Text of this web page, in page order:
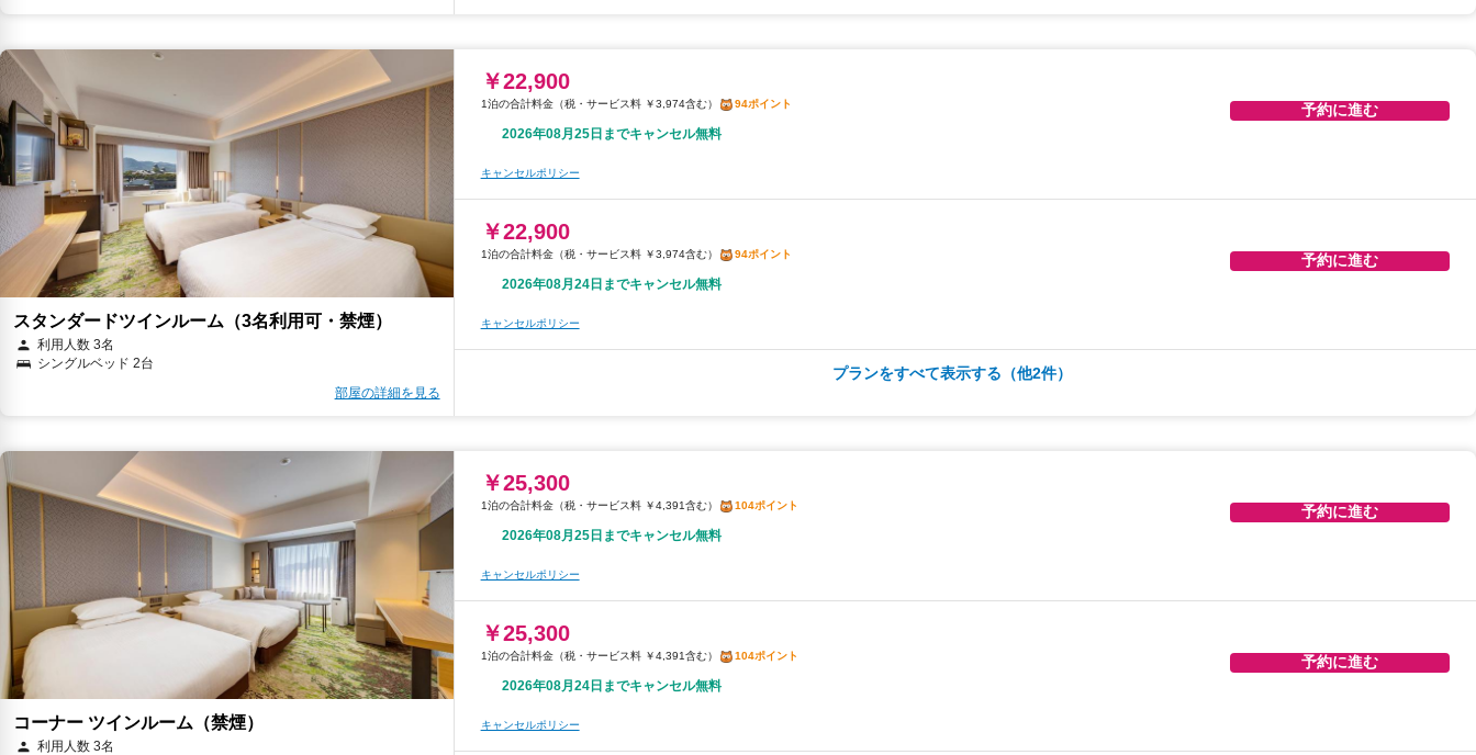
キャンセルポリシー
￥26,100
キャンセルポリシー
スタンダードツインルーム（3名利用可・禁煙）
利用人数 3名
シングルベッド 2台
部屋の詳細を見る
￥22,900
税・サービス料 ￥3,974含む 94ポイント
2026年08月25日までキャンセル無料
キャンセルポリシー
予約に進む
￥22,900
税・サービス料 ￥3,974含む 94ポイント
2026年08月24日までキャンセル無料
キャンセルポリシー
予約に進む
キャンセルポリシー
￥26,100
キャンセルポリシー
プランをすべて表示する（他2件）
コーナー ツインルーム（禁煙）
利用人数 3名
￥25,300
税・サービス料 ￥4,391含む 104ポイント
2026年08月25日までキャンセル無料
キャンセルポリシー
予約に進む
￥25,300
税・サービス料 ￥4,391含む 104ポイント
2026年08月24日までキャンセル無料
キャンセルポリシー
予約に進む